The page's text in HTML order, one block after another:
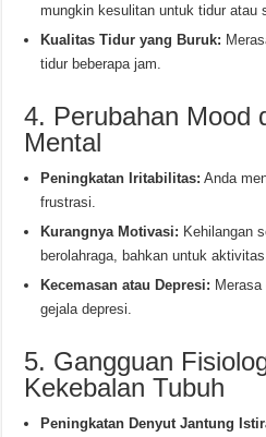
mungkin kesulitan untuk tidur atau
Kualitas Tidur yang Buruk:
tidur beberapa jam.
4. Perubahan Mood
Mental
Peningkatan Iritabilitas: Anda
frustrasi.
Kurangnya Motivasi: Kehilangan
berolahraga, bahkan untuk
Kecemasan atau Depresi:
gejala depresi.
5. Gangguan
Kekebalan Tubuh
Peningkatan Denyut Jantung